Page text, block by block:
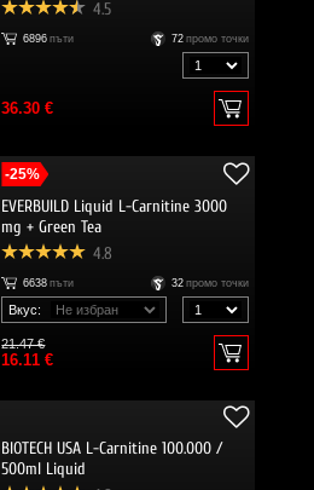
4.5
6896 пъти 72 промо точки
36.30 €
-25%
EVERBUILD Liquid L-Carnitine 3000
mg + Green Tea
4.8
6638 пъти 32 промо точки
Вкус:
21.47 €
16.11 €
BIOTECH USA L-Carnitine 100.000 /
500ml Liquid